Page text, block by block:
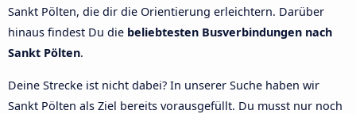
Sankt Pölten, die dir die Orientierung erleichtern. Darüber
hinaus findest Du die beliebtesten Busverbindungen nach
Sankt Pölten.
Deine Strecke ist nicht dabei? In unserer Suche haben wir
Sankt Pölten als Ziel bereits vorausgefüllt. Du musst nur noch